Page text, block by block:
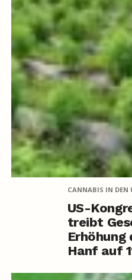
CANNABIS IN DEN
US-
treibt
Erhöhung
Hanf auf